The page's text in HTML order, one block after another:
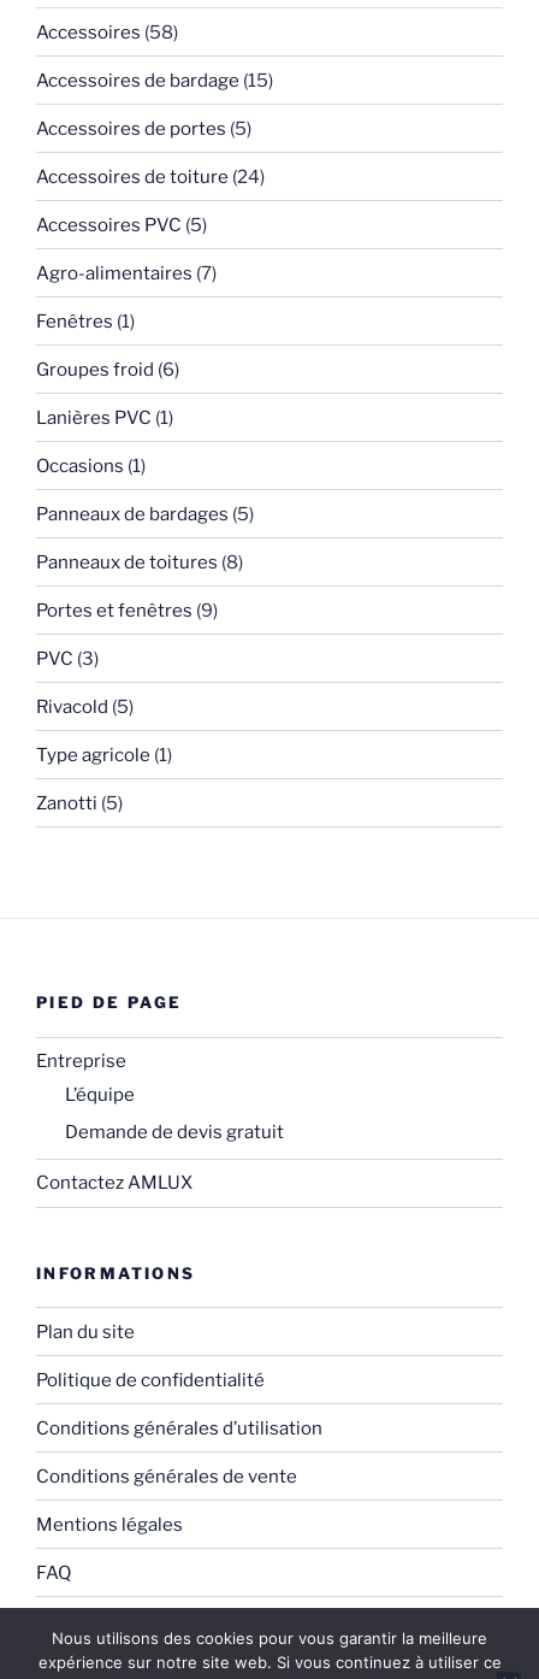
Accessoires (58)
Accessoires de bardage (15)
Accessoires de portes (5)
Accessoires de toiture (24)
Accessoires PVC (5)
Agro-alimentaires (7)
Fenêtres (1)
Groupes froid (6)
Lanières PVC (1)
Occasions (1)
Panneaux de bardages (5)
Panneaux de toitures (8)
Portes et fenêtres (9)
PVC (3)
Rivacold (5)
Type agricole (1)
Zanotti (5)
PIED DE PAGE
Entreprise
L’équipe
Demande de devis gratuit
Contactez AMLUX
INFORMATIONS
Plan du site
Politique de confidentialité
Conditions générales d’utilisation
Conditions générales de vente
Mentions légales
FAQ
Nous utilisons des cookies pour vous garantir la meilleure
expérience sur notre site web. Si vous continuez à utiliser ce